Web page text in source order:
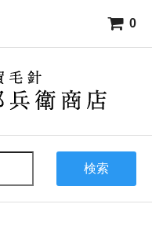
0
検索